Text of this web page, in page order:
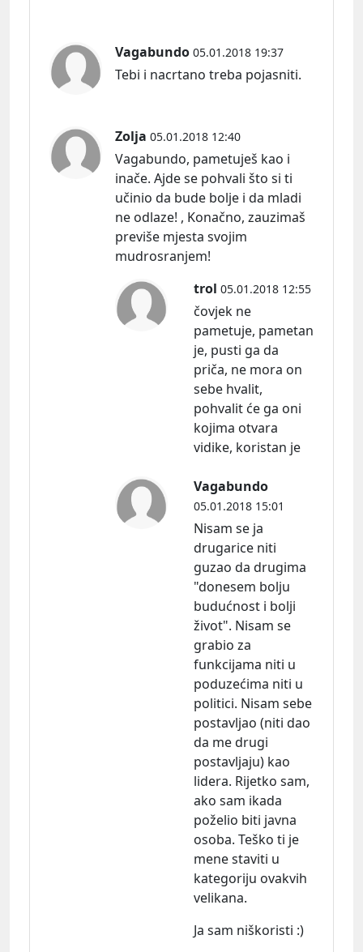
Vagabundo 05.01.2018 19:37
Tebi i nacrtano treba pojasniti.
Zolja 05.01.2018 12:40
Vagabundo, pametuješ kao i
inače. Ajde se pohvali što si ti
učinio da bude bolje i da mladi
ne odlaze! , Konačno, zauzimaš
previše mjesta svojim
mudrosranjem!
trol 05.01.2018 12:55
čovjek ne
pametuje, pametan
je, pusti ga da
priča, ne mora on
sebe hvalit,
pohvalit će ga oni
kojima otvara
vidike, koristan je
Vagabundo
05.01.2018 15:01
Nisam se ja
drugarice niti
guzao da drugima
"donesem bolju
budućnost i bolji
život". Nisam se
grabio za
funkcijama niti u
poduzećima niti u
politici. Nisam sebe
postavljao (niti dao
da me drugi
postavljaju) kao
lidera. Rijetko sam,
ako sam ikada
poželio biti javna
osoba. Teško ti je
mene staviti u
kategoriju ovakvih
velikana.
Ja sam niškoristi :)